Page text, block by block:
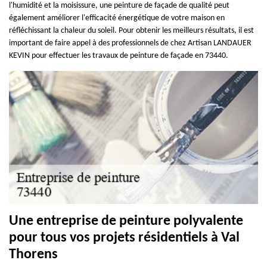
l'humidité et la moisissure, une peinture de façade de qualité peut
également améliorer l'efficacité énergétique de votre maison en
réfléchissant la chaleur du soleil. Pour obtenir les meilleurs résultats, il est
important de faire appel à des professionnels de chez Artisan LANDAUER
KEVIN pour effectuer les travaux de peinture de façade en 73440.
Une entreprise de peinture polyvalente
pour tous vos projets résidentiels à Val
Thorens